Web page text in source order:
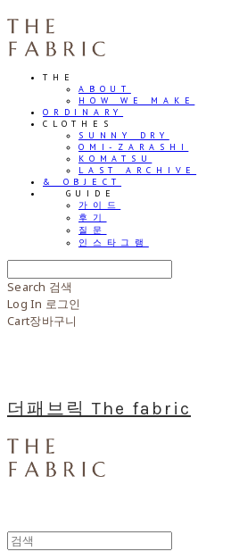
THE
ABOUT
HOW WE MAKE
ORDINARY
CLOTHES
SUNNY DRY
OMI-ZARASHI
KOMATSU
LAST ARCHIVE
& OBJECT
⠀⠀GUIDE
가이드
후기
질문
인스타그램
Search 검색
Log In 로그인
Cart장바구니
더패브릭 The fabric